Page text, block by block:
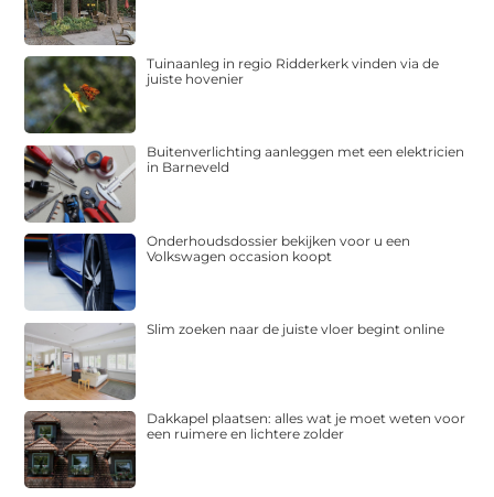
Tuinaanleg in regio Ridderkerk vinden via de
juiste hovenier
Buitenverlichting aanleggen met een elektricien
in Barneveld
Onderhoudsdossier bekijken voor u een
Volkswagen occasion koopt
Slim zoeken naar de juiste vloer begint online
Dakkapel plaatsen: alles wat je moet weten voor
een ruimere en lichtere zolder